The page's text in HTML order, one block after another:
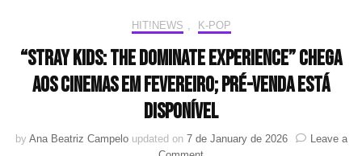
HIT!NEWS K-POP
“Stray Kids: The dominATE Experience” chega
aos cinemas em fevereiro; pré-venda está
disponível
by Ana Beatriz Campelo updated on 7 de January de 2026
Leave a